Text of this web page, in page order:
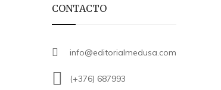
CONTACTO
info@editorialmedusa.com
(+376) 687993